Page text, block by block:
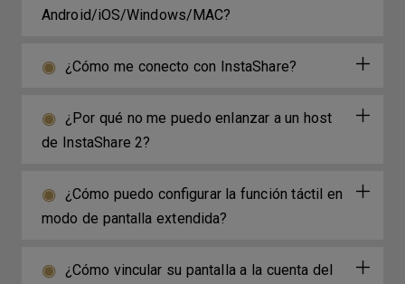
Android/iOS/Windows/MAC?
¿Cómo me conecto con InstaShare?
¿Por qué no me puedo enlanzar a un host
de InstaShare 2?
¿Cómo puedo configurar la función táctil en
modo de pantalla extendida?
¿Cómo vincular su pantalla a la cuenta del